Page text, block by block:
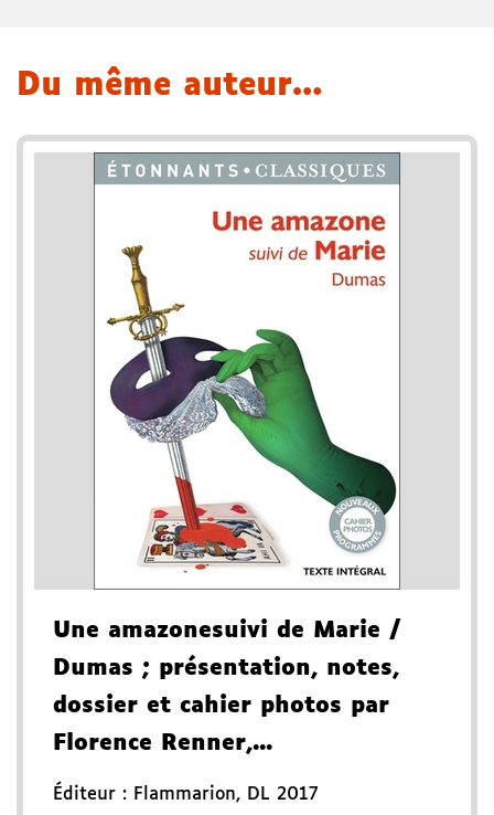
Du même auteur…
Une amazonesuivi de Marie /
Dumas ; présentation, notes,
dossier et cahier photos par
Florence Renner,...
Éditeur : Flammarion, DL 2017